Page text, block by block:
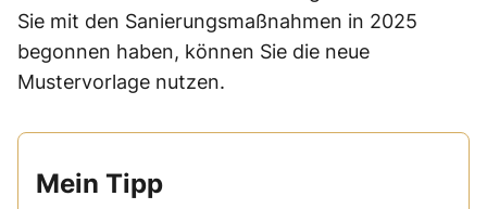
Sie mit den Sanierungsmaßnahmen in 2025
begonnen haben, können Sie die neue
Mustervorlage nutzen.
Mein Tipp